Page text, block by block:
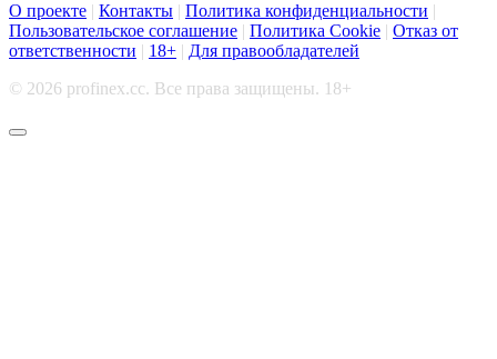
О проекте | Контакты | Политика конфиденциальности |
Пользовательское соглашение | Политика Cookie | Отказ от
ответственности | 18+ | Для правообладателей
© 2026 profinex.cc. Все права защищены. 18+